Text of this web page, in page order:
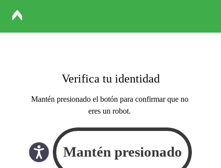
Verifica tu identidad
Mantén presionado el botón para confirmar que no
eres un robot.